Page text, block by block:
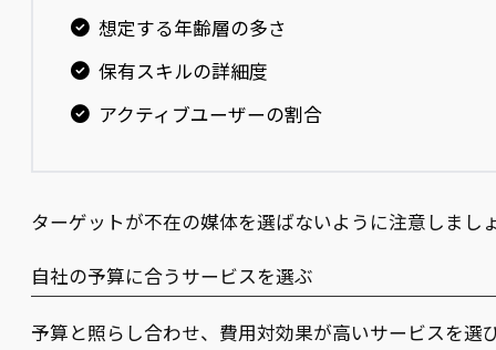
想定する年齢層の多さ
保有スキルの詳細度
アクティブユーザーの割合
ターゲットが不在の媒体を選ばないように注意しまし
自社の予算に合うサービスを選ぶ
予算と照らし合わせ、費用対効果が高いサービスを選